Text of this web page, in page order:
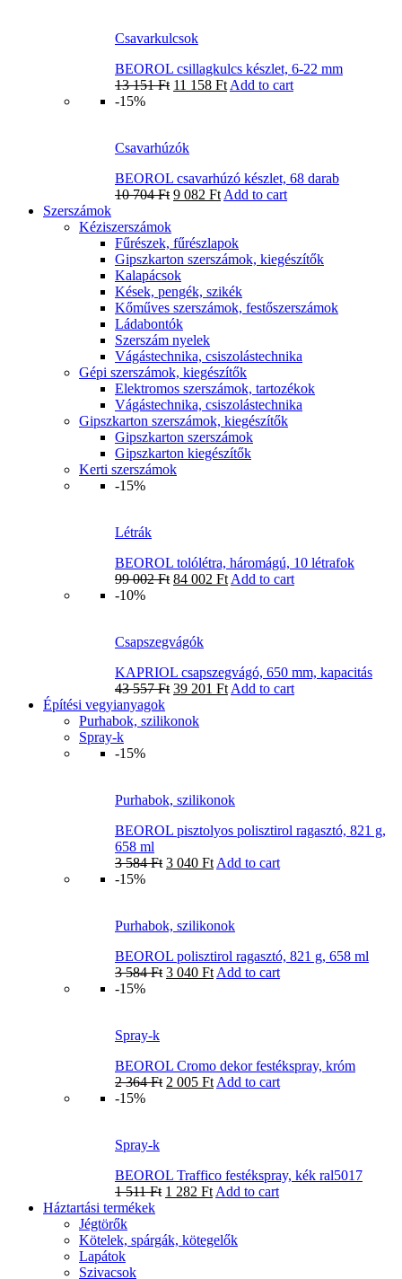
Csavarkulcsok
BEOROL csillagkulcs készlet, 6-22 mm
13 151Ft 11 158 Ft Add to cart
-15%
Csavarhúzók
BEOROL csavarhúzó készlet, 68 darab
10 704Ft 9 082 Ft Add to cart
Szerszámok
Kéziszerszámok
Fűrészek, fűrészlapok
Gipszkarton szerszámok, kiegészítők
Kalapácsok
Kések, pengék, szikék
Kőműves szerszámok, festőszerszámok
Ládabontók
Szerszám nyelek
Vágástechnika, csiszolástechnika
Gépi szerszámok, kiegészítők
Elektromos szerszámok, tartozékok
Vágástechnika, csiszolástechnika
Gipszkarton szerszámok, kiegészítők
Gipszkarton szerszámok
Gipszkarton kiegészítők
Kerti szerszámok
-15%
Létrák
BEOROL tolólétra, háromágú, 10 létrafok
99 002Ft 84 002 Ft Add to cart
-10%
Csapszegvágók
KAPRIOL csapszegvágó, 650 mm, kapacitás
43 557Ft 39 201 Ft Add to cart
Építési vegyianyagok
Purhabok, szilikonok
Spray-k
-15%
Purhabok, szilikonok
BEOROL pisztolyos polisztirol ragasztó, 821 g,
658 ml
3 584Ft 3 040 Ft Add to cart
-15%
Purhabok, szilikonok
BEOROL polisztirol ragasztó, 821 g, 658 ml
3 584Ft 3 040 Ft Add to cart
-15%
Spray-k
BEOROL Cromo dekor festékspray, króm
2 364Ft 2 005 Ft Add to cart
-15%
Spray-k
BEOROL Traffico festékspray, kék ral5017
1 511Ft 1 282 Ft Add to cart
Háztartási termékek
Jégtörők
Kötelek, spárgák, kötegelők
Lapátok
Szivacsok